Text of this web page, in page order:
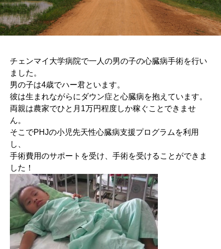
チェンマイ大学病院で一人の男の子の心臓病手術を行い
ました。
男の子は4歳でハー君といます。
彼は生まれながらにダウン症と心臓病を抱えています。
両親は農家でひと月1万円程度しか稼ぐことできませ
ん。
そこでPHJの小児先天性心臓病支援プログラムを利用
し、
手術費用のサポートを受け、手術を受けることができま
した！